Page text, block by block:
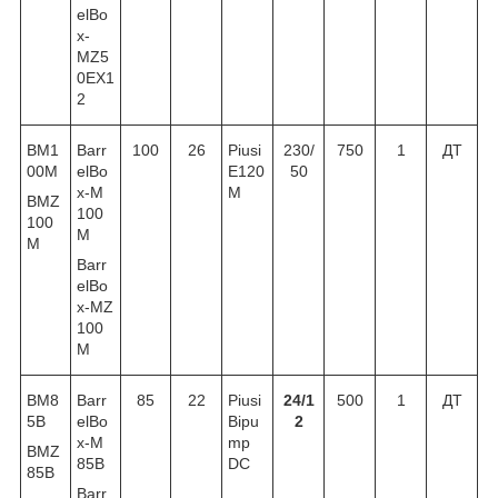
elBo
x-
MZ5
0EX1
2
BM1
00M
BMZ
100
M
Barr
elBo
x-M
100
M
Barr
elBo
x-MZ
100
M
100 26
Piusi
E120
M
230/
50
750 1 ДТ
BM8
5B
BMZ
85B
Barr
elBo
x-M
85B
Barr
85 22
Piusi
Bipu
mp
DC
24/1
2
500 1 ДТ